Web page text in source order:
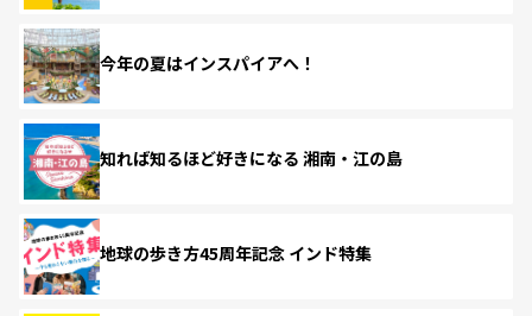
今年の夏はインスパイアへ！
知れば知るほど好きになる 湘南・江の島
地球の歩き方45周年記念 インド特集